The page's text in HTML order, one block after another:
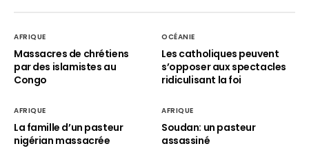
AFRIQUE
Massacres de chrétiens
par des islamistes au
Congo
OCÉANIE
Les catholiques peuvent
s’opposer aux spectacles
ridiculisant la foi
AFRIQUE
La famille d’un pasteur
nigérian massacrée
AFRIQUE
Soudan: un pasteur
assassiné